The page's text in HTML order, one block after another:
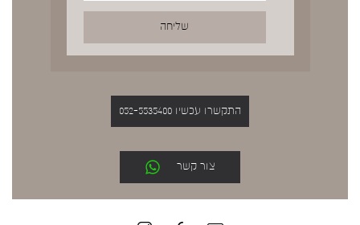
התקשרו עכשיו 052-5535400
צור קשר